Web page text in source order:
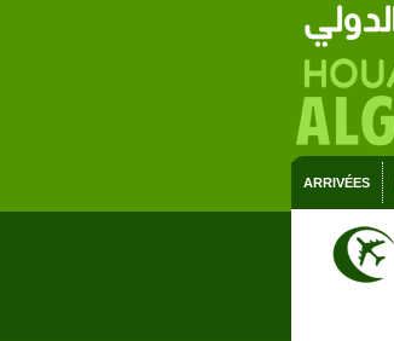
ARRIVÉES